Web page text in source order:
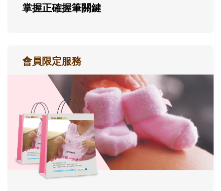
掌握正確握筆關鍵
會員限定服務